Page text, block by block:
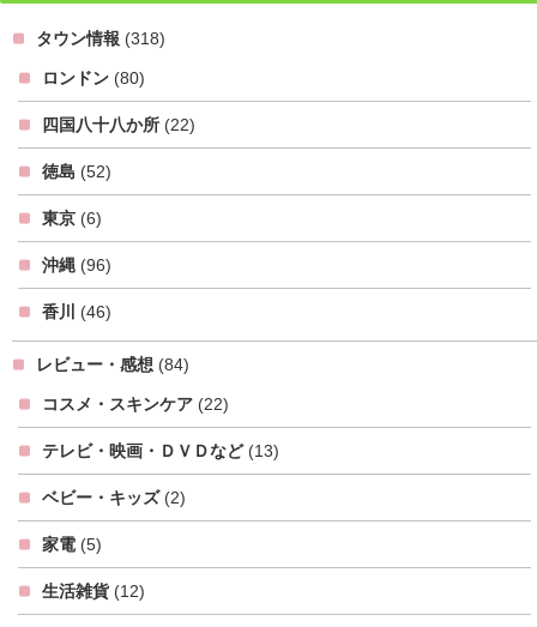
ベビー・キッズ
英語教えます♪
Close
タウン情報 (318)
ロンドン (80)
四国八十八か所 (22)
徳島 (52)
東京 (6)
沖縄 (96)
香川 (46)
レビュー・感想 (84)
コスメ・スキンケア (22)
テレビ・映画・ＤＶＤなど(13)
ベビー・キッズ(2)
家電 (5)
生活雑貨 (12)